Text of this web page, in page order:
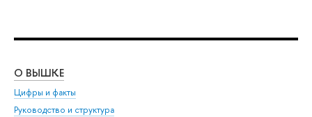
О ВЫШКЕ
Цифры и факты
Руководство и структура